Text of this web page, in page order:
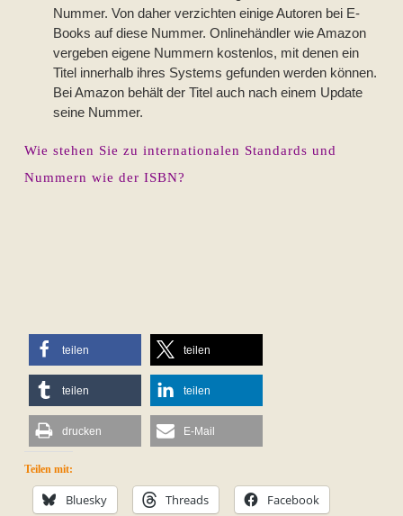
Nummer. Von daher verzichten einige Autoren bei E-
Books auf diese Nummer. Onlinehändler wie Amazon
vergeben eigene Nummern kostenlos, mit denen ein
Titel innerhalb ihres Systems gefunden werden können.
Bei Amazon behält der Titel auch nach einem Update
seine Nummer.
Wie stehen Sie zu internationalen Standards und
Nummern wie der ISBN?
teilen teilen
teilen teilen
drucken E-Mail
Teilen mit:
Bluesky Threads Facebook